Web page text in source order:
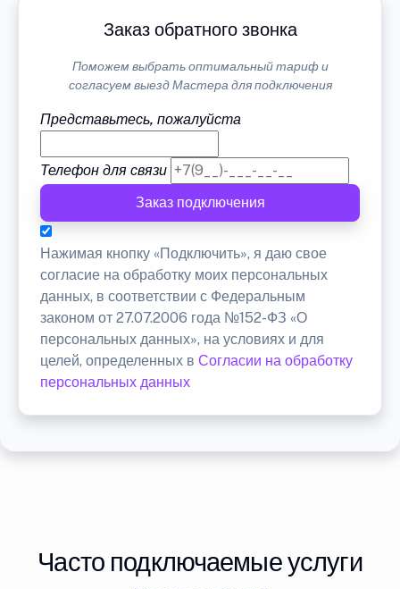
Заказ обратного звонка
Поможем выбрать оптимальный тариф и
согласуем выезд Мастера для подключения
Представьтесь, пожалуйста
Телефон для связи
Заказ подключения
Нажимая кнопку «Подключить», я даю свое
согласие на обработку моих персональных
данных, в соответствии с Федеральным
законом от 27.07.2006 года №152-ФЗ «О
персональных данных», на условиях и для
целей, определенных в Согласии на обработку
персональных данных
Часто подключаемые услуги